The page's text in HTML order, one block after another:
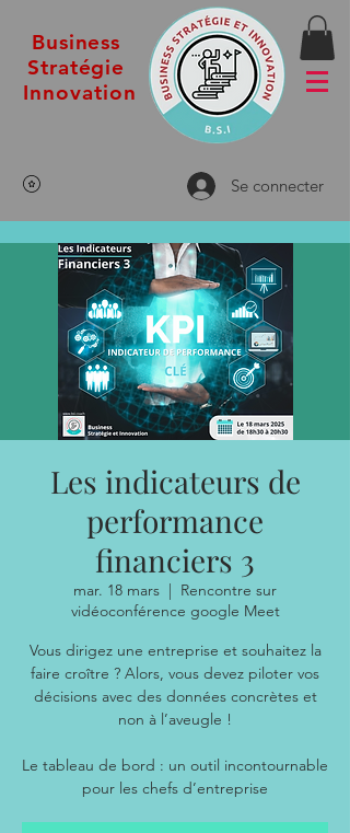
Business
Stratégie
Innovation
Se connecter
Les indicateurs de
performance
financiers 3
mar. 18 mars
  |
Rencontre sur
vidéoconférence google Meet
Vous dirigez une entreprise et souhaitez la
faire croître ? Alors, vous devez piloter vos
décisions avec des données concrètes et
non à l’aveugle !
Le tableau de bord : un outil incontournable